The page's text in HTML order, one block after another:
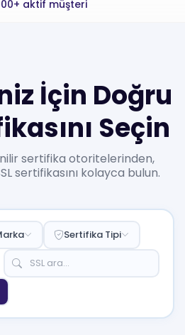
aktif müşteri
İçin Doğru
Seçin
sertifika otoritelerinden,
sertifikasını kolayca bulun.
Sertifika Tipi